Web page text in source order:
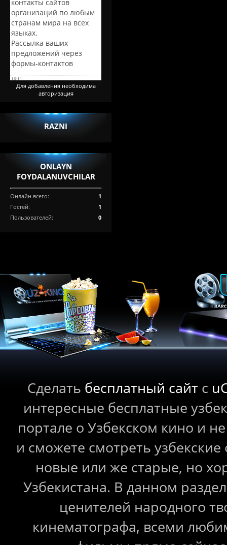
Для добавления необходима
авторизация
RAZNI
ONLAYN
FOYDALANUVCHILAR
Онлайн всего:
1
Гостей:
1
Пользователей:
0
Сделать бесплатный сайт с
интересные бесплатные
портале о Узбекском кино и
и сможете смотреть
новые или же старые, но
Узбекистана. В данном
ценителей народного
кинематографа, всеми